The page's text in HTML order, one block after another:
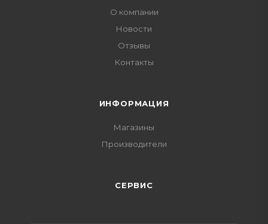
О компании
Новости
Отзывы
Контакты
ИНФОРМАЦИЯ
Магазины
Производители
СЕРВИС